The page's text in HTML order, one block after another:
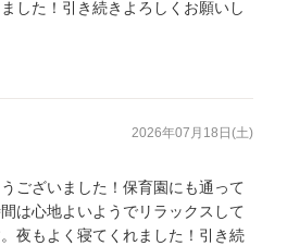
した！引き続きよろしくお願いし
2026年07月18日(土)
ございました！保育園にも通って
は心地よいようでリラックスして
夜もよく寝てくれました！引き続